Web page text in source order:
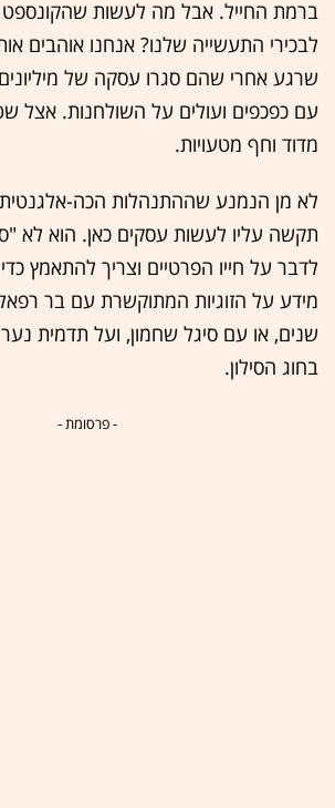
ברמת החייל. אבל מה לעשות
לבכירי התעשייה שלנו? אנחנו אוהבים
שרגע אחרי שהם סגרו עסקה של
עם כפכפים ועולים על השולחנות. אצל
מדוד וחף מטעויות.
לא מן הנמנע שההתנהלות הכה-
תקשה עליו לעשות עסקים כאן. הוא לא
לדבר על חייו הפרטיים וצריך להתאמץ
מידע על הזוגיות המתוקשרת עם בר
שנים, או עם סיגל שחמון, ועל תדמית נער
בחוג הסילון.
- פרסומת -